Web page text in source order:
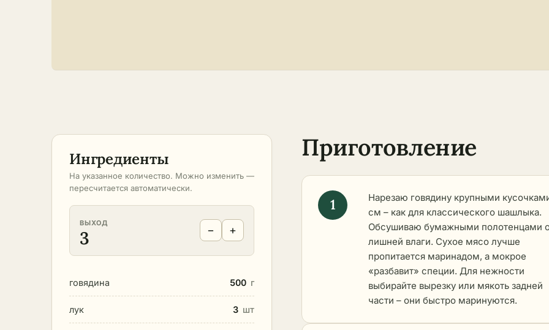
Ингредиенты
На указанное количество. Можно изменить —
пересчитается автоматически.
ВЫХОД
3 − +
говядина 500 г
лук 3 шт
Приготовление
Нарезаю говядину крупными
см – как для классического шашлыка.
Обсушиваю бумажными полотенцами
лишней влаги. Сухое мясо лучше
пропитается маринадом, а мокрое
«разбавит» специи. Для нежности
выбирайте вырезку или мякоть задней
части – они быстро маринуются.